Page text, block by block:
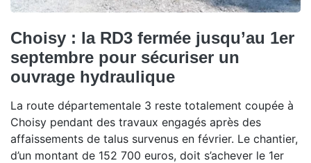
Choisy : la RD3 fermée jusqu’au 1er
septembre pour sécuriser un
ouvrage hydraulique
La route départementale 3 reste totalement coupée à
Choisy pendant des travaux engagés après des
affaissements de talus survenus en février. Le chantier,
d’un montant de 152 700 euros, doit s’achever le 1er